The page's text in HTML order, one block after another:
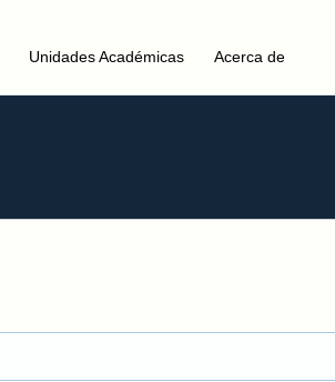
Unidades Académicas Acerca de